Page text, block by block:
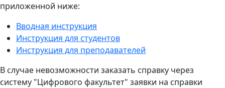
приложенной ниже:
Вводная инструкция
Инструкция для студентов
Инструкция для преподавателей
В случае невозможности заказать справку через
систему "Цифрового факультет" заявки на справки